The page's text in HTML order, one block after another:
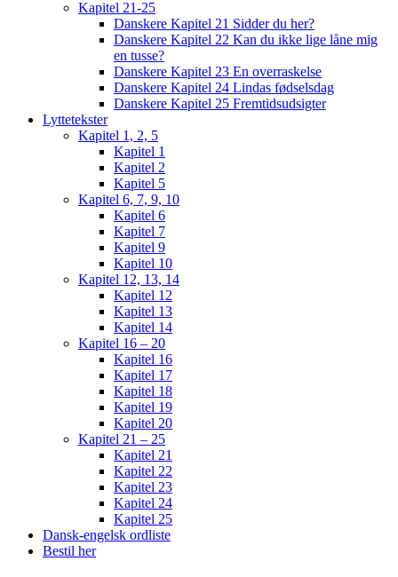
Kapitel 21-25
Danskere Kapitel 21 Sidder du her?
Danskere Kapitel 22 Kan du ikke lige låne mig
en tusse?
Danskere Kapitel 23 En overraskelse
Danskere Kapitel 24 Lindas fødselsdag
Danskere Kapitel 25 Fremtidsudsigter
Lyttetekster
Kapitel 1, 2, 5
Kapitel 1
Kapitel 2
Kapitel 5
Kapitel 6, 7, 9, 10
Kapitel 6
Kapitel 7
Kapitel 9
Kapitel 10
Kapitel 12, 13, 14
Kapitel 12
Kapitel 13
Kapitel 14
Kapitel 16 – 20
Kapitel 16
Kapitel 17
Kapitel 18
Kapitel 19
Kapitel 20
Kapitel 21 – 25
Kapitel 21
Kapitel 22
Kapitel 23
Kapitel 24
Kapitel 25
Dansk-engelsk ordliste
Bestil her